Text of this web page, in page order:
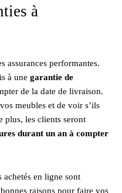
à
assurances performantes.
à une garantie de
de la date de livraison.
meubles et de voir s’ils
plus, les clients seront
durant un an à compter
en ligne sont
raisons pour faire vos